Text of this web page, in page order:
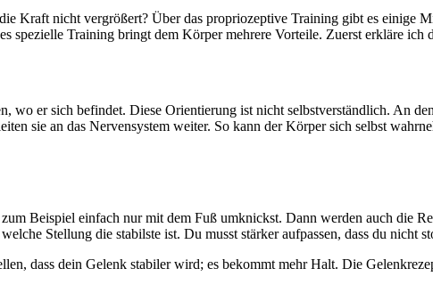
Kraft nicht vergrößert? Über das propriozeptive Training gibt es einige
spezielle Training bringt dem Körper mehrere Vorteile. Zuerst erkläre
wo er sich befindet. Diese Orientierung ist nicht selbstverständlich. An
sie an das Nervensystem weiter. So kann der Körper sich selbst
Beispiel einfach nur mit dem Fuß umknickst. Dann werden auch die
Stellung die stabilste ist. Du musst stärker aufpassen, dass du nicht
dass dein Gelenk stabiler wird; es bekommt mehr Halt. Die